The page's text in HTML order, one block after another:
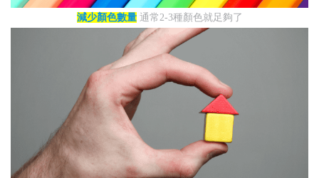
減少顏色數量通常2-3種顏色就足夠了